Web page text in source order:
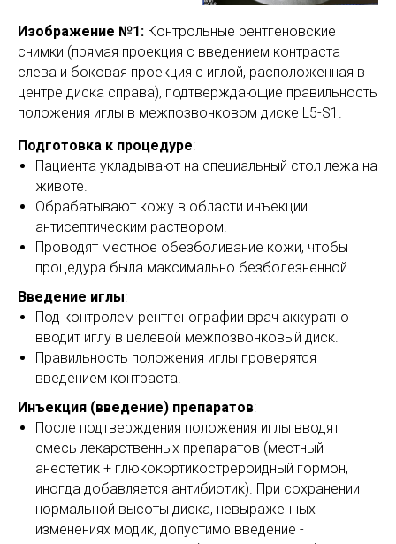
Изображение №1: Контрольные рентгеновские
снимки (прямая проекция с введением контраста
слева и боковая проекция с иглой, расположенная в
центре диска справа), подтверждающие правильность
положения иглы в межпозвонковом диске L5-S1.
Подготовка к процедуре:
Пациента укладывают на специальный стол лежа на
животе.
Обрабатывают кожу в области инъекции
антисептическим раствором.
Проводят местное обезболивание кожи, чтобы
процедура была максимально безболезненной.
Введение иглы:
Под контролем рентгенографии врач аккуратно
вводит иглу в целевой межпозвонковый диск.
Правильность положения иглы проверятся
введением контраста.
Инъекция (введение) препаратов:
После подтверждения положения иглы вводят
смесь лекарственных препаратов (местный
анестетик + глюкокортикострероидный гормон,
иногда добавляется антибиотик). При сохранении
нормальной высоты диска, невыраженных
изменениях модик, допустимо введение -